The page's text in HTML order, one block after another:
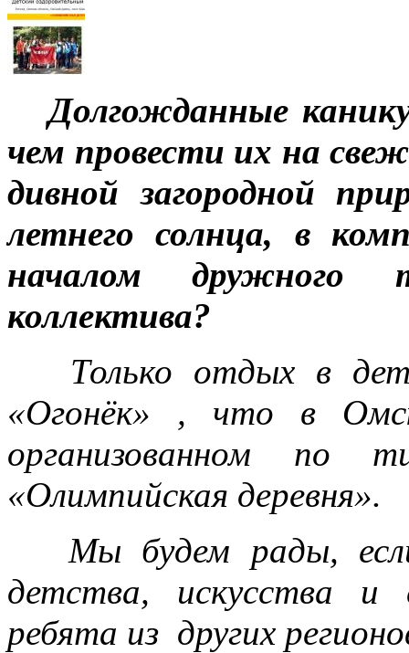
Долгожданные
чем провести их на
дивной загородной
летнего солнца, в
началом дружного
коллектива?
Только отдых в
«Огонёк» , что в
организованном по
«Олимпийская деревня».
Мы будем рады,
детства, искусства и
ребята из других